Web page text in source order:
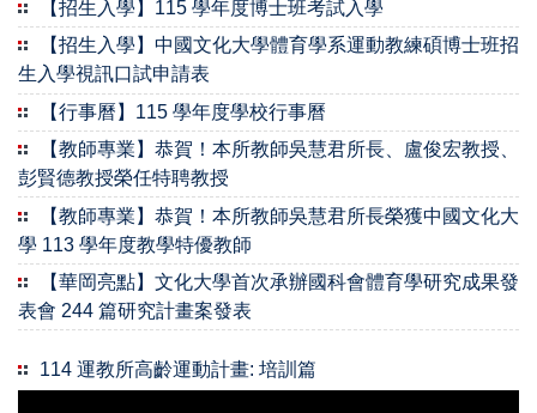
【招生入學】115 學年度博士班考試入學
【招生入學】中國文化大學體育學系運動教練碩博士班招
生入學視訊口試申請表
【行事曆】115 學年度學校行事曆
【教師專業】恭賀！本所教師吳慧君所長、盧俊宏教授、
彭賢德教授榮任特聘教授
【教師專業】恭賀！本所教師吳慧君所長榮獲中國文化大
學 113 學年度教學特優教師
【華岡亮點】文化大學首次承辦國科會體育學研究成果發
表會 244 篇研究計畫案發表
114 運教所高齡運動計畫: 培訓篇